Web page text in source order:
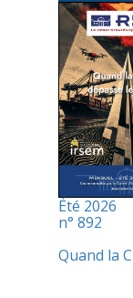
Été 2026
n° 892
Quand la